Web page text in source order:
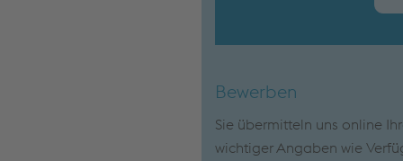
Bewerben
Sie übermitteln uns online
wichtiger Angaben wie